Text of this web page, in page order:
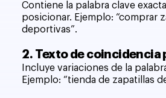
Contiene la palabra clave
posicionar. Ejemplo: “comprar
deportivas”.
2. Texto de coincidencia
Incluye variaciones de la
Ejemplo: “tienda de zapatillas